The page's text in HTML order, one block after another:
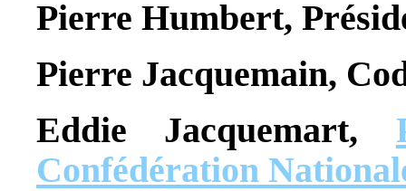
Pierre Humbert,
Pierre Jacquemain,
Eddie Jacquemart,
Confédération